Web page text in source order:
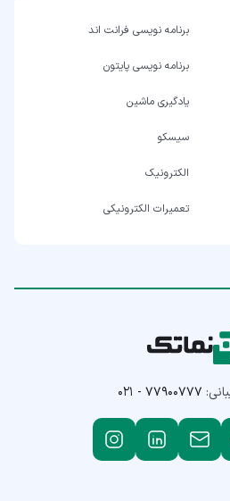
برنامه نویسی فرانت اند
برنامه نویسی پایتون
یادگیری ماشین
سیسکو
الکترونیک
تعمیرات الکترونیکی
۰۲۱ - ۷۷۹۰۰۷۷۷